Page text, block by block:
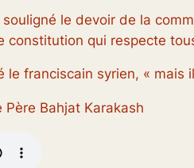
le devoir de la
constitution qui respecte
le franciscain syrien, «
Bahjat Karakash